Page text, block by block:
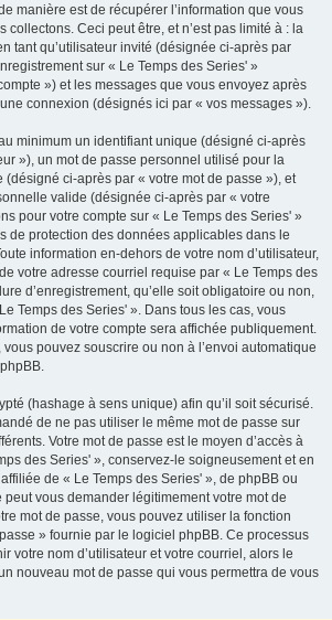
manière est de récupérer l’information que vous
collectons. Ceci peut être, et n’est pas limité à : la
tant qu’utilisateur invité (désignée ci-après par
sur « Le Temps des Series' »
») et les messages que vous envoyez après
connexion (désignés ici par « vos messages »).
minimum un identifiant unique (désigné ci-après
»), un mot de passe personnel utilisé pour la
(désigné ci-après par « votre mot de passe »), et
valide (désignée ci-après par « votre
pour votre compte sur « Le Temps des Series' »
de protection des données applicables dans le
information en-dehors de votre nom d’utilisateur,
votre adresse courriel requise par « Le Temps des
d’enregistrement, qu’elle soit obligatoire ou non,
Temps des Series' ». Dans tous les cas, vous
de votre compte sera affichée publiquement.
pouvez souscrire ou non à l’envoi automatique
(hashage à sens unique) afin qu’il soit sécurisé.
de ne pas utiliser le même mot de passe sur
Votre mot de passe est le moyen d’accès à
des Series' », conservez-le soigneusement et en
de « Le Temps des Series' », de phpBB ou
peut vous demander légitimement votre mot de
mot de passe, vous pouvez utiliser la fonction
» fournie par le logiciel phpBB. Ce processus
votre nom d’utilisateur et votre courriel, alors le
nouveau mot de passe qui vous permettra de vous